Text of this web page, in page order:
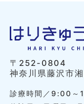
〒252-0804
神奈川県藤沢市
診療時間／9:00～